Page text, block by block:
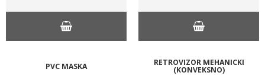
PVC MASKA RETROVIZOR MEHANICKI
(KONVEKSNO)